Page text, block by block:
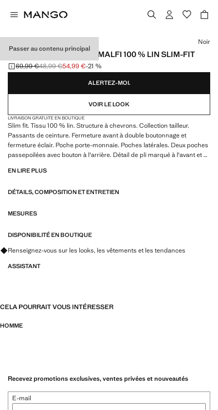
Passer au contenu principal
PANTALON COSTUME AMALFI 100 % LIN SLIM-FIT
Prix initial barré [69,99 € ]
69,99 €
Deuxième prix barré [48,99 € ]
48,99 €
Prix actuel [54,99 € ]54,99 €-21 %
Choisissez une couleur
Noir
ALERTEZ-MOI.
VOIR LE LOOK
LIVRAISON GRATUITE EN BOUTIQUE
Slim fit. Tissu 100 % lin. Structure à chevrons. Collection tailleur.
Passants de ceinture. Fermeture avant à double boutonnage et
fermeture éclair. Poche porte-monnaie. Poches latérales. Deux poches
passepoilées avec bouton à l'arrière. Détail de pli marqué à l'avant et à
EN LIRE PLUS
DÉTAILS, COMPOSITION ET ENTRETIEN
MESURES
DISPONIBILITÉ EN BOUTIQUE
Renseignez-vous sur les looks, les vêtements et les tendances
ASSISTANT
CELA POURRAIT VOUS INTÉRESSER
HOMME
Recevez promotions exclusives, ventes privées et nouveautés
E-mail